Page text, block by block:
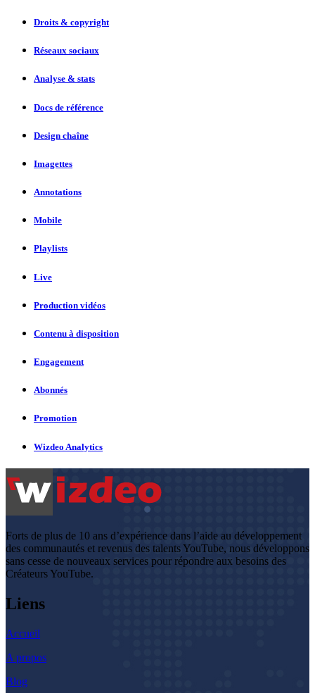
Droits & copyright
Réseaux sociaux
Analyse & stats
Docs de référence
Design chaîne
Imagettes
Annotations
Mobile
Playlists
Live
Production vidéos
Contenu à disposition
Engagement
Abonnés
Promotion
Wizdeo Analytics
Forts de plus de 10 ans d’expérience dans l’aide au développement
des communautés et revenus des talents YouTube, nous développons
sans cesse de nouveaux services pour répondre aux besoins des
Créateurs YouTube.
Liens
Accueil
A propos
Blog